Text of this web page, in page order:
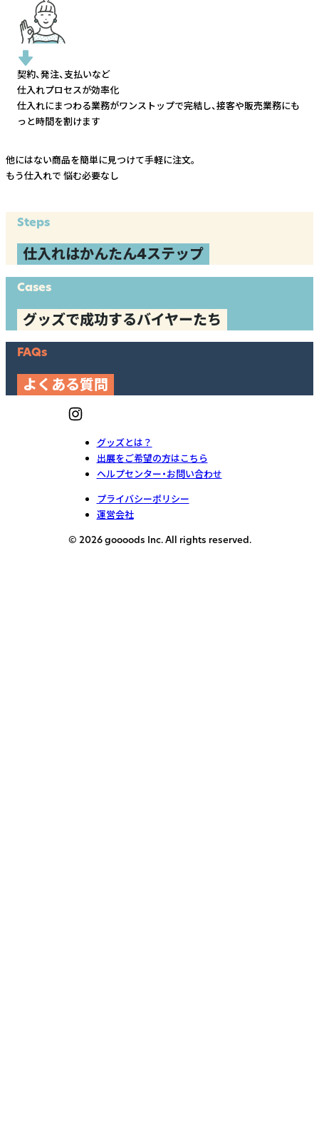
契約、発注、支払いなど
仕入れプロセスが効率化
仕入れにまつわる業務がワンストップで完結し、接客や販売業務にも
っと時間を割けます
他にはない商品を簡単に見つけて手軽に注文。
もう仕入れで 悩む必要なし
Steps
仕入れはかんたん4ステップ
Cases
グッズで成功するバイヤーたち
FAQs
よくある質問
グッズとは？
出展をご希望の方はこちら
ヘルプセンター・お問い合わせ
プライバシーポリシー
運営会社
© 2026 goooods Inc. All rights reserved.